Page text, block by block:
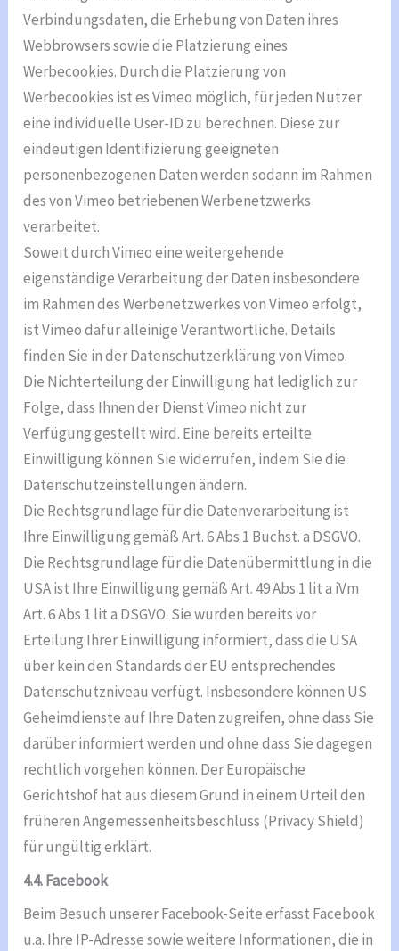
Verbindungsdaten, die Erhebung von Daten ihres
Webbrowsers sowie die Platzierung eines
Werbecookies. Durch die Platzierung von
Werbecookies ist es Vimeo möglich, für jeden Nutzer
eine individuelle User-ID zu berechnen. Diese zur
eindeutigen Identifizierung geeigneten
personenbezogenen Daten werden sodann im Rahmen
des von Vimeo betriebenen Werbenetzwerks
verarbeitet.
Soweit durch Vimeo eine weitergehende
eigenständige Verarbeitung der Daten insbesondere
im Rahmen des Werbenetzwerkes von Vimeo erfolgt,
ist Vimeo dafür alleinige Verantwortliche. Details
finden Sie in der Datenschutzerklärung von Vimeo.
Die Nichterteilung der Einwilligung hat lediglich zur
Folge, dass Ihnen der Dienst Vimeo nicht zur
Verfügung gestellt wird. Eine bereits erteilte
Einwilligung können Sie widerrufen, indem Sie die
Datenschutzeinstellungen ändern.
Die Rechtsgrundlage für die Datenverarbeitung ist
Ihre Einwilligung gemäß Art. 6 Abs 1 Buchst. a DSGVO.
Die Rechtsgrundlage für die Datenübermittlung in die
USA ist Ihre Einwilligung gemäß Art. 49 Abs 1 lit a iVm
Art. 6 Abs 1 lit a DSGVO. Sie wurden bereits vor
Erteilung Ihrer Einwilligung informiert, dass die USA
über kein den Standards der EU entsprechendes
Datenschutzniveau verfügt. Insbesondere können US
Geheimdienste auf Ihre Daten zugreifen, ohne dass Sie
darüber informiert werden und ohne dass Sie dagegen
rechtlich vorgehen können. Der Europäische
Gerichtshof hat aus diesem Grund in einem Urteil den
früheren Angemessenheitsbeschluss (Privacy Shield)
für ungültig erklärt.
4.4. Facebook
Beim Besuch unserer Facebook-Seite erfasst Facebook
u.a. Ihre IP-Adresse sowie weitere Informationen, die in